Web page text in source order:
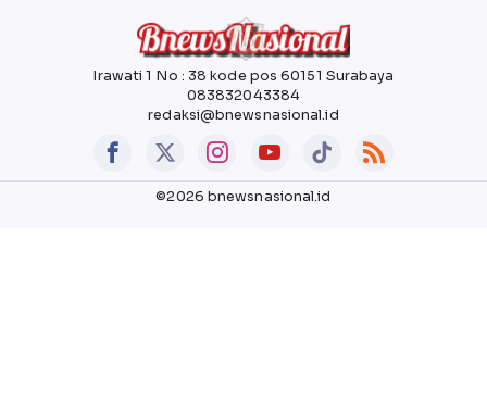
Irawati 1 No : 38 kode pos 60151 Surabaya
083832043384
redaksi@bnewsnasional.id
©2026 bnewsnasional.id